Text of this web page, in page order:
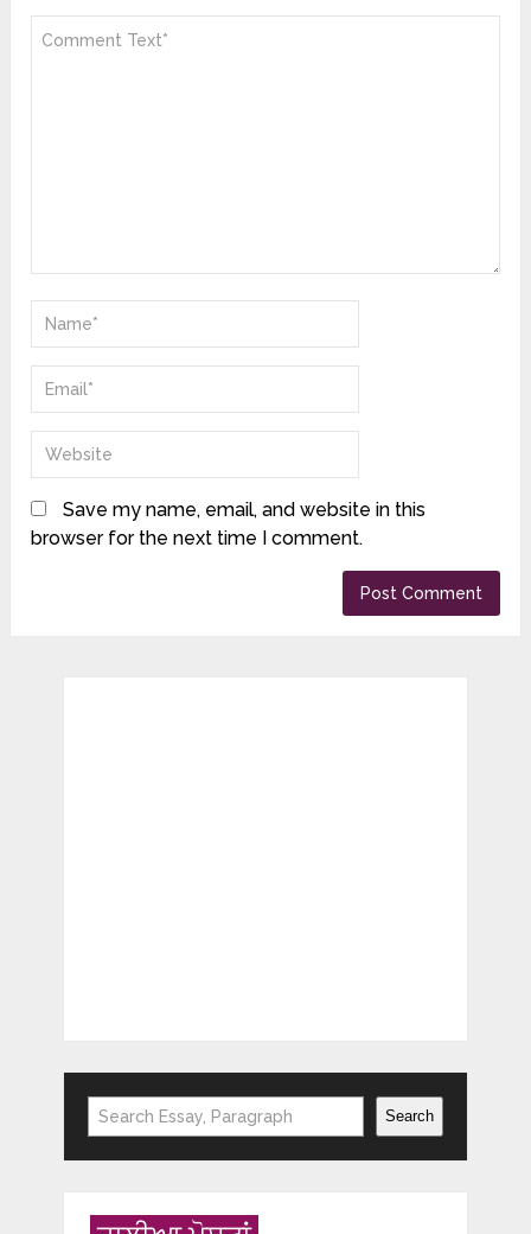
Save my name, email, and website in this
browser for the next time I comment.
Search Search